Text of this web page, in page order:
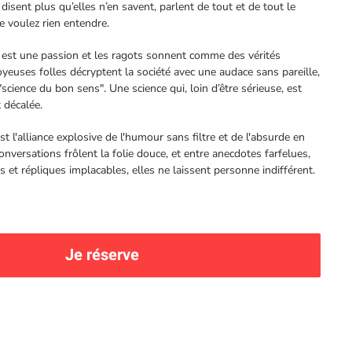
plus qu’elles n’en savent, parlent de tout et de tout le
voulez rien entendre.
une passion et les ragots sonnent comme des vérités
folles décryptent la société avec une audace sans pareille,
du bon sens". Une science qui, loin d’être sérieuse, est
l'alliance explosive de l'humour sans filtre et de l'absurde en
frôlent la folie douce, et entre anecdotes farfelues,
et répliques implacables, elles ne laissent personne indifférent.
Je réserve